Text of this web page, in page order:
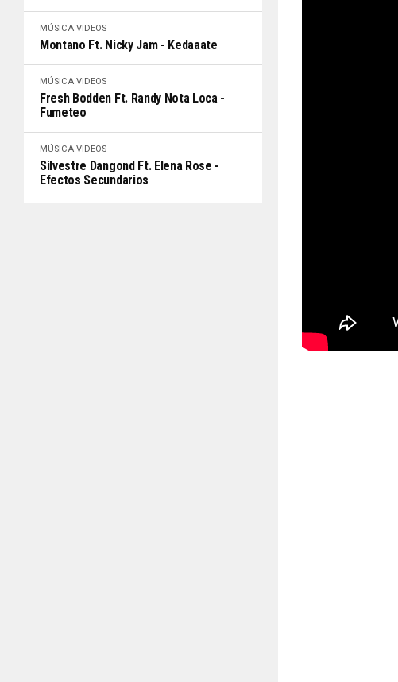
MÚSICA VIDEOS
Montano Ft. Nicky Jam - Kedaaate
MÚSICA VIDEOS
Fresh Bodden Ft. Randy Nota Loca -
Fumeteo
MÚSICA VIDEOS
Silvestre Dangond Ft. Elena Rose -
Efectos Secundarios